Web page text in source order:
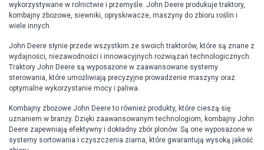
wykorzystywane w rolnictwie i przemyśle. John Deere produkuje traktory,
kombajny zbożowe, siewniki, opryskiwacze, maszyny do zbioru roślin i
wiele innych.
John Deere słynie przede wszystkim ze swoich traktorów, które są znane z
wydajności, niezawodności i innowacyjnych rozwiązań technologicznych.
Traktory John Deere są wyposażone w zaawansowane systemy
sterowania, które umożliwiają precyzyjne prowadzenie maszyny oraz
optymalne wykorzystanie mocy i paliwa.
Kombajny zbożowe John Deere to również produkty, które cieszą się
uznaniem w branży. Dzięki zaawansowanym technologiom, kombajny John
Deere zapewniają efektywny i dokładny zbór plonów. Są one wyposażone w
systemy sortowania i czyszczenia ziarna, które gwarantują wysoką jakość